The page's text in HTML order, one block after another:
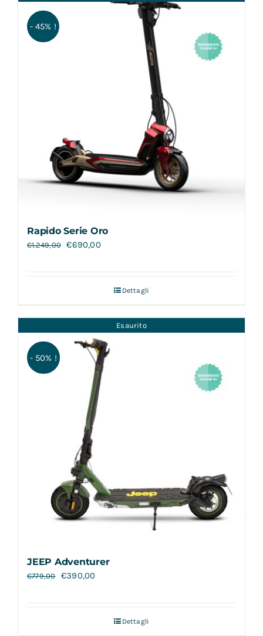
- 45% !
Rapido Serie Oro
€1.249,00 €690,00
Dettagli
Esaurito
- 50% !
JEEP Adventurer
€779,00 €390,00
Dettagli